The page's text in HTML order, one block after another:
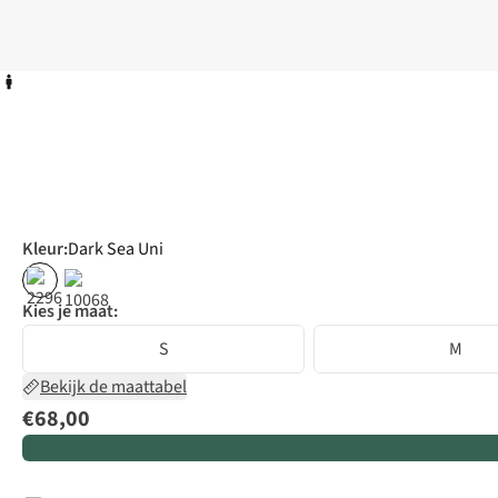
Kleur:Dark Sea Uni
Kies je maat:
S
M
Bekijk de maattabel
€68,00